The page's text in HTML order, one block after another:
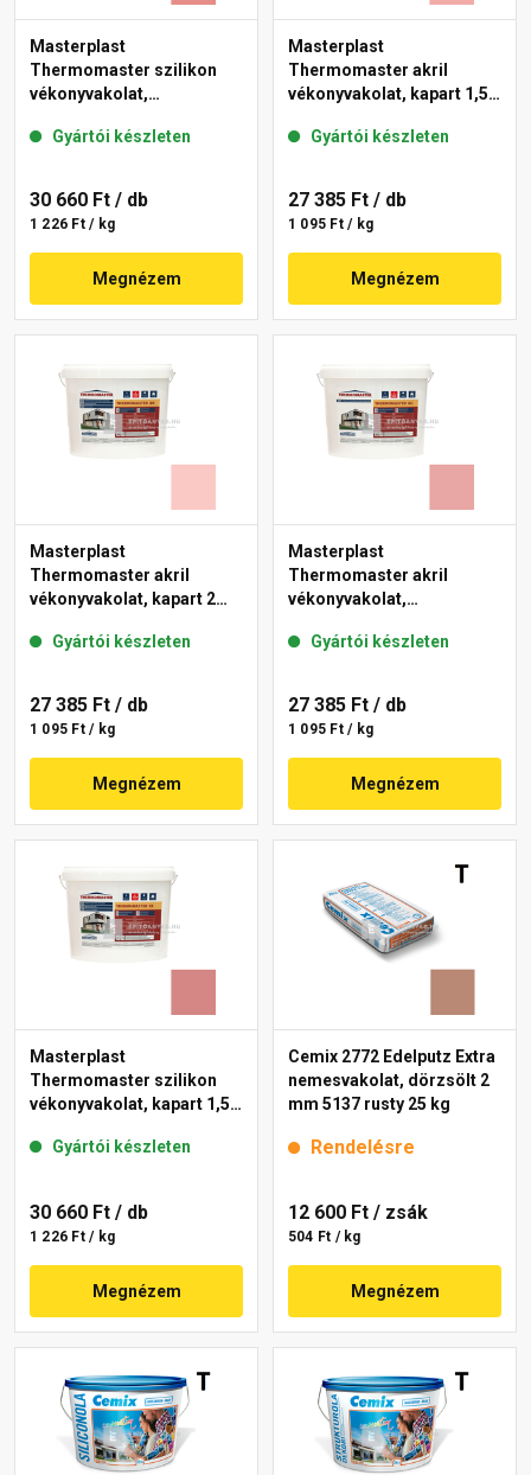
Masterplast
Thermomaster szilikon
vékonyvakolat,
22-D 25 kg
Gyártói készleten
30 660 Ft / db
1 226 Ft / kg
Megnézem
Masterplast
Thermomaster akril
vékonyvakolat, kapart 1,5
Gyártói készleten
27 385 Ft / db
1 095 Ft / kg
Megnézem
Masterplast
Thermomaster akril
vékonyvakolat, kapart 2
Gyártói készleten
27 385 Ft / db
1 095 Ft / kg
Megnézem
Masterplast
Thermomaster akril
vékonyvakolat,
21-E 25 kg
Gyártói készleten
27 385 Ft / db
1 095 Ft / kg
Megnézem
Masterplast
Thermomaster szilikon
vékonyvakolat, kapart 1,5
Gyártói készleten
30 660 Ft / db
1 226 Ft / kg
Megnézem
Cemix 2772 Edelputz Extra
nemesvakolat, dörzsölt 2
mm 5137 rusty 25 kg
Rendelésre
12 600 Ft / zsák
504 Ft / kg
Megnézem